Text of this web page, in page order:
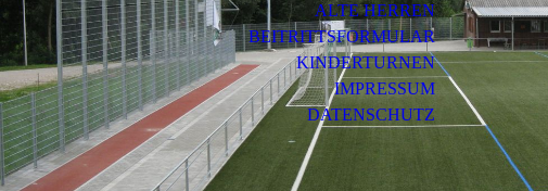
ALTE HERREN
BEITRITTSFORMULAR
KINDERTURNEN
IMPRESSUM
DATENSCHUTZ